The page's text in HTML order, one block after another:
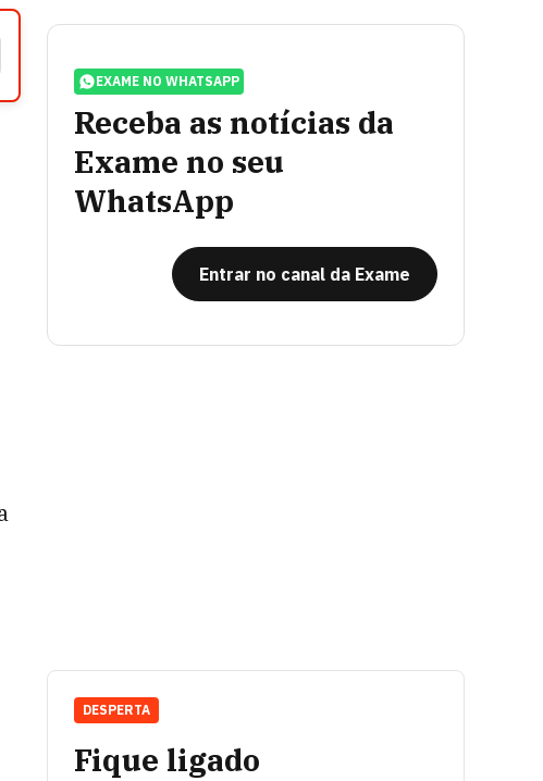
EXAME NO WHATSAPP
Receba as notícias da
Exame no seu
WhatsApp
Entrar no canal da Exame
Fique ligado
DESPERTA